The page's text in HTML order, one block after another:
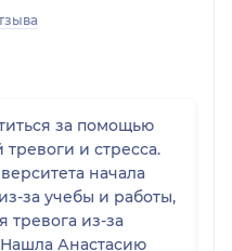
за помощью
тревоги и стресса.
начала
тревога из-за
Анастасию